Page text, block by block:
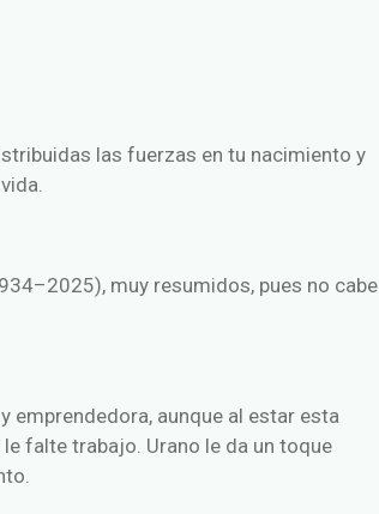
las fuerzas en tu nacimiento y
muy resumidos, pues no cabe
emprendedora, aunque al estar esta
falte trabajo. Urano le da un toque